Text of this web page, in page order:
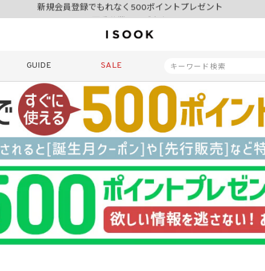
夏季休業日のご案内
10,000円以上ご購入で送料無料
夏季休業日のご案内
令和8年熊本地震の影響によるお荷物のお届けについて
GUIDE SALE
商品番号
再入荷
商品タイプ
ORIGINAL HIT
価格（税込）